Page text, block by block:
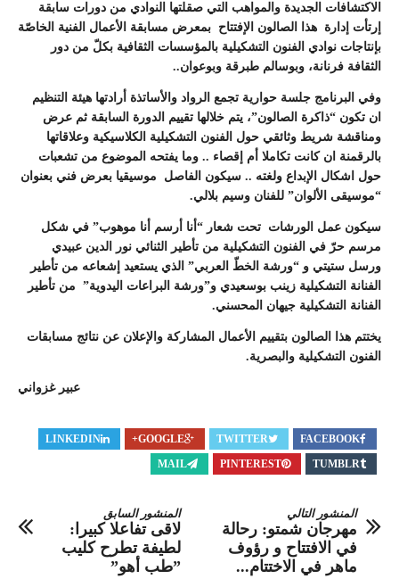
الاكتشافات الجديدة والمواهب التي صقلتها النوادي من دورات سابقة
إرتأت إدارة هذا الصالون الإفتتاح بمعرض مسابقة الأعمال الفنية الخاصّة
بإنتاجات نوادي الفنون التشكيلية بالمؤسسات الثقافية بكلّ من دور
الثقافة فرنانة، وبوسالم طبرقة وبوعوان..
وفي البرنامج جلسة حوارية تجمع الرواد والأساتذة أرادتها هيئة التنظيم
ان تكون “ذاكرة الصالون”، يتم خلالها تقييم الدورة السابقة ثم عرض
ومناقشة شريط وثائقي حول الفنون التشكيلية الكلاسيكية وعلاقاتها
بالرقمنة ان كانت تكاملا أم إقصاء .. وما يفتحه الموضوع من تشعبات
حول اشكال الإبداع ولغته .. سيكون الفاصل موسيقيا بعرض فني بعنوان
“موسيقى الألوان” للفنان وسيم بلالي.
سيكون عمل الورشات تحت شعار “أنا أرسم أنا موهوب” في شكل
مرسم حرّ في الفنون التشكيلية من تأطير الثنائي نور الدين عبيدي
ورسل ستيتي و “ورشة الخطّ العربي” الذي يستعيد إشعاعه من تأطير
الفنانة التشكيلية زينب بوسعيدي و”ورشة البراعات اليدوية” من تأطير
الفنانة التشكيلية جيهان المحسني.
يختتم هذا الصالون بتقييم الأعمال المشاركة والإعلان عن نتائج مسابقات
الفنون التشكيلية والبصرية.
عبير غزواني
FACEBOOK
TWITTER
GOOGLE+
LINKEDIN
TUMBLR
PINTEREST
MAIL
المنشور السابق
لاقى تفاعلا كبيرا:
لطيفة تطرح كليب
”طب أهو”
المنشور التالي
مهرجان شمتو: رحالة
في الافتتاح و رؤوف
ماهر في الاختتام...